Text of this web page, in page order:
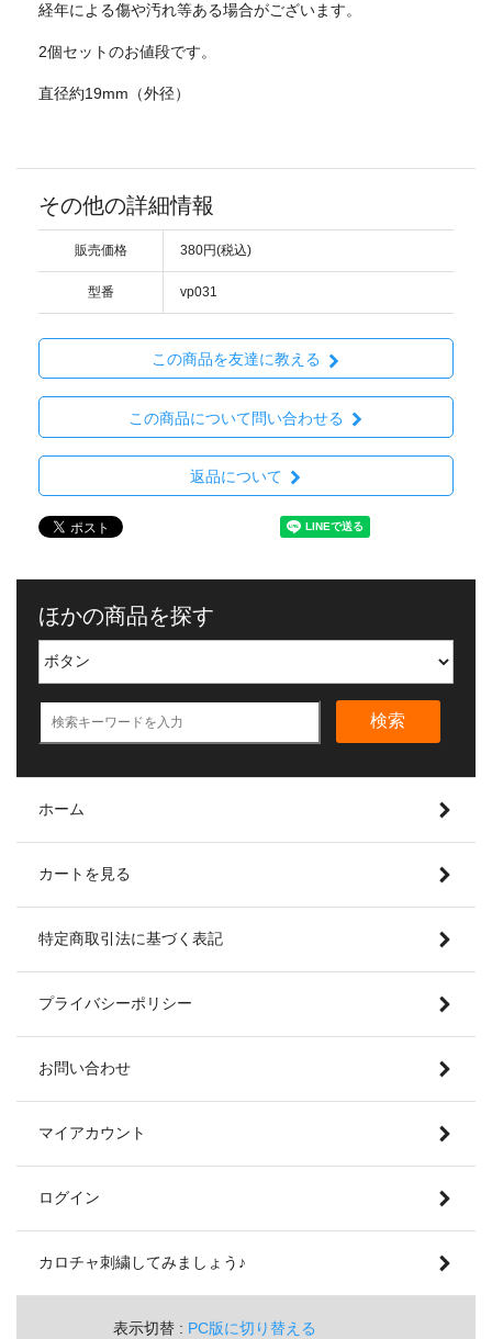
経年による傷や汚れ等ある場合がございます。
2個セットのお値段です。
直径約19mm（外径）
その他の詳細情報
販売価格 380円(税込)
型番 vp031
この商品を友達に教える
この商品について問い合わせる
返品について
ほかの商品を探す
検索
ホーム
カートを見る
特定商取引法に基づく表記
プライバシーポリシー
お問い合わせ
マイアカウント
ログイン
カロチャ刺繍してみましょう♪
表示切替 : PC版に切り替える